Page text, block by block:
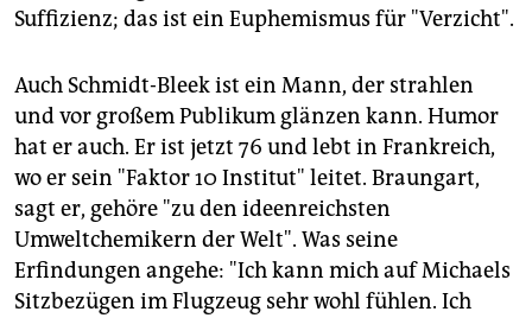
Suffizienz; das ist ein Euphemismus für "Verzicht".
Auch Schmidt-Bleek ist ein Mann, der strahlen
und vor großem Publikum glänzen kann. Humor
hat er auch. Er ist jetzt 76 und lebt in Frankreich,
wo er sein "Faktor 10 Institut" leitet. Braungart,
sagt er, gehöre "zu den ideenreichsten
Umweltchemikern der Welt". Was seine
Erfindungen angehe: "Ich kann mich auf Michaels
Sitzbezügen im Flugzeug sehr wohl fühlen. Ich